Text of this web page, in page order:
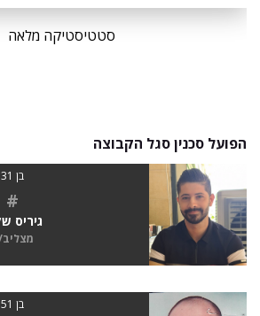
סטטיסטיקה מלאה
הפועל סכנין סגל הקבוצה
בן 31
#
גיריס
בן 51